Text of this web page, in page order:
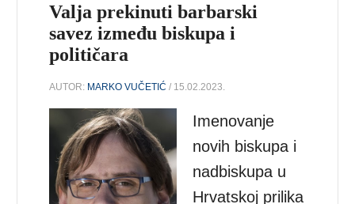
Valja prekinuti barbarski
savez između biskupa i
političara
AUTOR: MARKO VUČETIĆ / 15.02.2023.
Imenovanje
novih biskupa i
nadbiskupa u
Hrvatskoj prilika